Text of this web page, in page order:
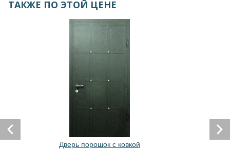
ТАКЖЕ ПО ЭТОЙ ЦЕНЕ
Дверь порошок с ковкой